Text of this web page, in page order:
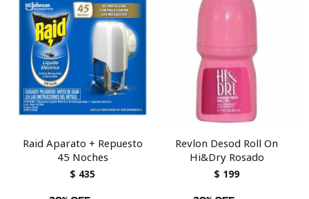
Raid Aparato + Repuesto
45 Noches
$ 435
Revlon Desod Roll On
Hi&Dry Rosado
$ 199